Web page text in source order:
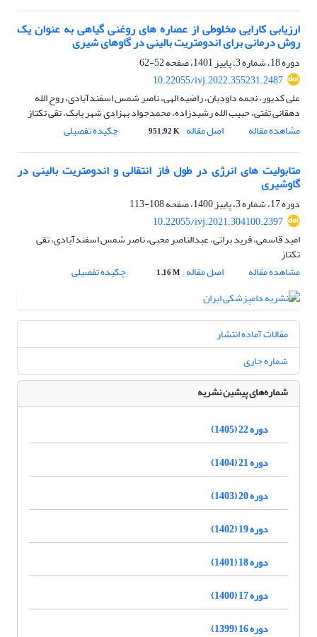
ارزیابی کارایی مخلوطی از عصاره های روغنی گیاهی به عنوان یک
روش درمانی برای اندومتریت بالینی در گاوهای شیری
دوره 18، شماره 3، پاییز 1401، صفحه
52-62
10.22055/ivj.2022.355231.2487
علی کدیور، نجمه داودیان، راضیه الهی، ناصر شمس اسفندآبادی، روح الله
دهقانی تفتی، حبیب الله رشیدزاده، محمدجواد بهزادی شهر بابک، تقی تکتاز
مشاهده مقاله
اصل مقاله 951.92 K چکیده تفصیلی
متابولیت های انرژی در طول فاز انتقالی و اندومتریت بالینی در
گاوشیری
دوره 17، شماره 3، پاییز 1400، صفحه
108-113
10.22055/ivj.2021.304100.2397
امید قاسمی، فرید براتی، عبدالناصر محبی، ناصر شمس اسفندآبادی، تقی
تکتاز
مشاهده مقاله
اصل مقاله 1.16 M چکیده تفصیلی
مقالات آماده انتشار
شماره جاری
شماره‌های پیشین نشریه
دوره 22 (1405)
دوره 21 (1404)
دوره 20 (1403)
دوره 19 (1402)
دوره 18 (1401)
دوره 17 (1400)
دوره 16 (1399)